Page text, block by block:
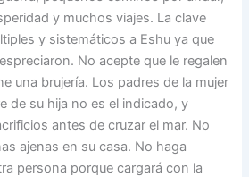
y muchos viajes. La clave
y sistemáticos a Eshu ya que
No acepte que le regalen
una brujería. Los padres de la mujer
de su hija no es el indicado, y
antes de cruzar el mar. No
ajenas en su casa. No haga
persona porque cargará con la